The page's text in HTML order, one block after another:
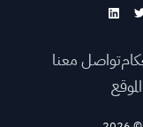
تواصل معنا